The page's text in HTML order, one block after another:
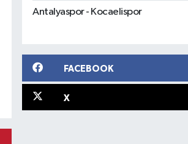
Antalyaspor - Kocaelispor
FACEBOOK
X